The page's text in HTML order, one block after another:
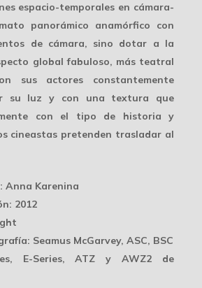
espacio-temporales en cámara-
panorámico anamórfico con
de cámara, sino dotar a la
global fabuloso, más teatral
sus actores constantemente
su luz y con una textura que
con el tipo de historia y
cineastas pretenden trasladar al
: Anna Karenina
: 2012
: Seamus McGarvey, ASC, BSC
E-Series, ATZ y AWZ2 de